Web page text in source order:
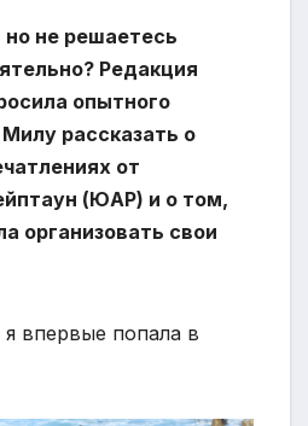
не решаетесь
Редакция
опытного
рассказать о
от
(ЮАР) и о том,
организовать свои
впервые попала в